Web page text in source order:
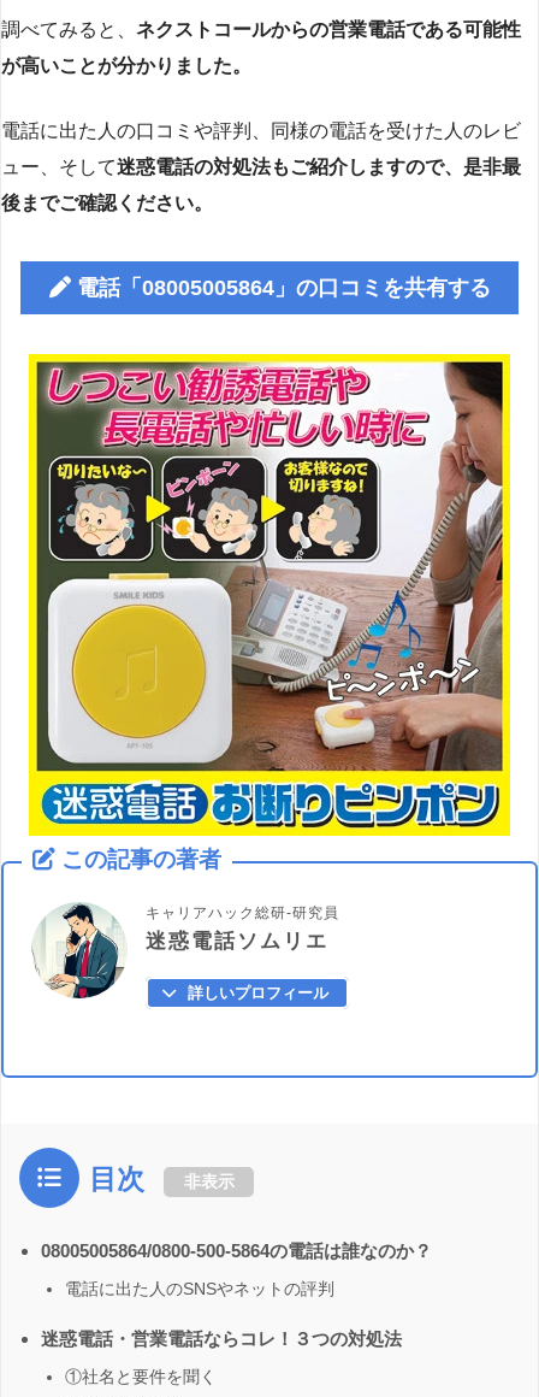
調べてみると、 ネクストコールからの営業電話である可能性
が高いことが分かりました。
電話に出た人の口コミや評判、同様の電話を受けた人のレビ
ュー、そして迷惑電話の対処法もご紹介しますので、是非最
後までご確認ください。
電話「08005005864」の口コミを共有する
この記事の著者
キャリアハック総研-研究員
迷惑電話ソムリエ
詳しいプロフィール
目次 非表示
08005005864/0800-500-5864の電話は誰なのか？
電話に出た人のSNSやネットの評判
迷惑電話・営業電話ならコレ！３つの対処法
①社名と要件を聞く